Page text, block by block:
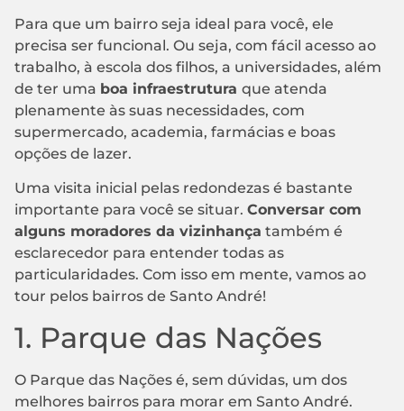
Para que um bairro seja ideal para você, ele
precisa ser funcional. Ou seja, com fácil acesso ao
trabalho, à escola dos filhos, a universidades, além
de ter uma boa infraestrutura que atenda
plenamente às suas necessidades, com
supermercado, academia, farmácias e boas
opções de lazer.
Uma visita inicial pelas redondezas é bastante
importante para você se situar. Conversar com
alguns moradores da vizinhança também é
esclarecedor para entender todas as
particularidades. Com isso em mente, vamos ao
tour pelos bairros de Santo André!
1. Parque das Nações
O Parque das Nações é, sem dúvidas, um dos
melhores bairros para morar em Santo André.